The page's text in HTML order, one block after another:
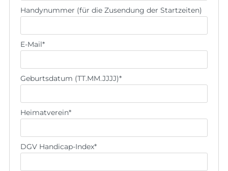
Handynummer (für die Zusendung der Startzeiten)
E-Mail*
Geburtsdatum (TT.MM.JJJJ)*
Heimatverein*
DGV Handicap-Index*